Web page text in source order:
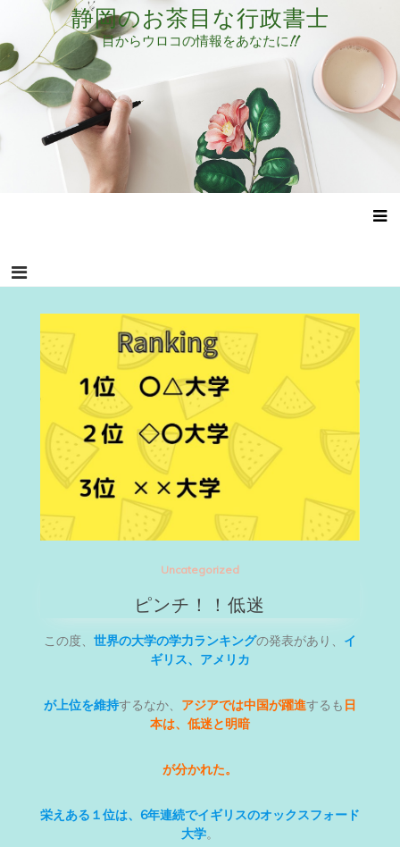
テ
ン
ツ
キ
静岡のお茶目な行政書士
目からウロコの情報をあなたに!!
Uncategorized
ピンチ！！低迷
この度、 世界の大学の学力ランキングの発表があり、 イ
ギリス、アメリカ
が上位を維持するなか、 アジアでは中国が躍進するも 日
本は、低迷と明暗
が分かれた。
栄えある１位は、6年連続でイギリスのオックスフォード
大学。